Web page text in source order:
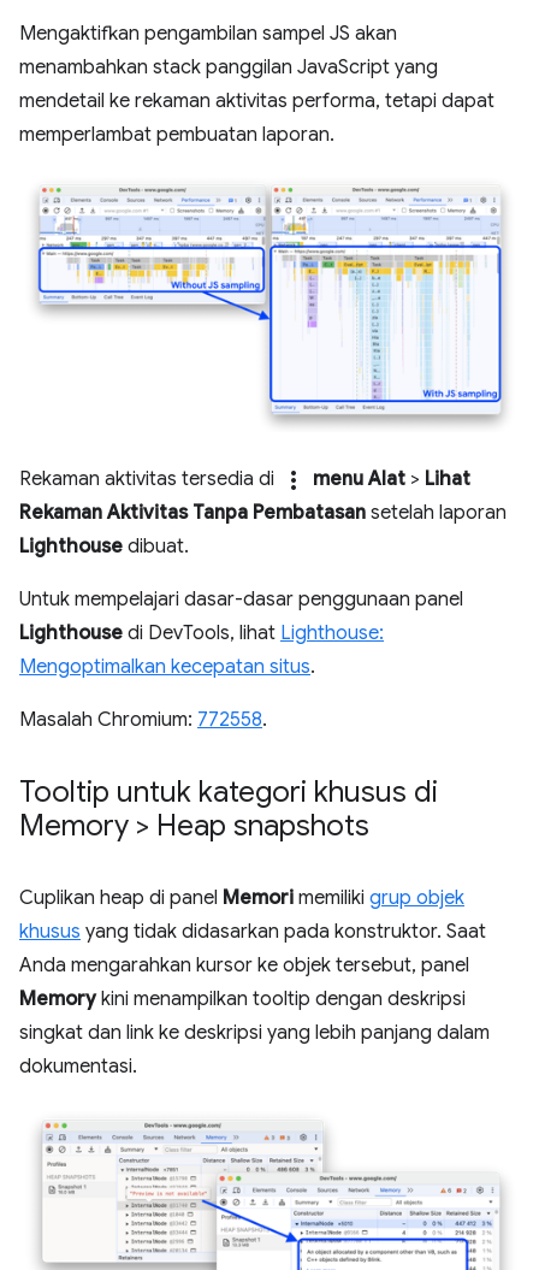
Mengaktifkan pengambilan sampel JS akan
menambahkan stack panggilan JavaScript yang
mendetail ke rekaman aktivitas performa, tetapi dapat
memperlambat pembuatan laporan.
Rekaman aktivitas tersedia di more_vert menu Alat > Lihat
Rekaman Aktivitas Tanpa Pembatasan setelah laporan
Lighthouse dibuat.
Untuk mempelajari dasar-dasar penggunaan panel
Lighthouse di DevTools, lihat Lighthouse:
Mengoptimalkan kecepatan situs.
Masalah Chromium: 772558.
Tooltip untuk kategori khusus di
Memory > Heap snapshots
Cuplikan heap di panel Memori memiliki grup objek
khusus yang tidak didasarkan pada konstruktor. Saat
Anda mengarahkan kursor ke objek tersebut, panel
Memorykini menampilkan tooltip dengan deskripsi
singkat dan link ke deskripsi yang lebih panjang dalam
dokumentasi.